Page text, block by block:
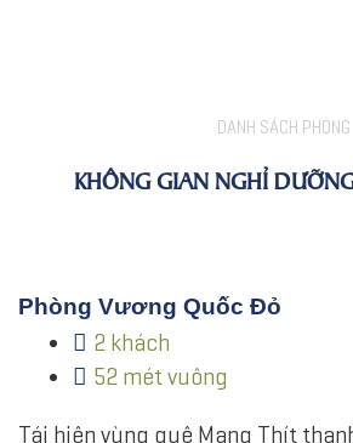
DANH SÁCH PHÒNG
KHÔNG GIAN NGHỈ
Phòng Vương Quốc Đỏ
2 khách
52 mét vuông
Tái hiện vùng quê Mang Thít